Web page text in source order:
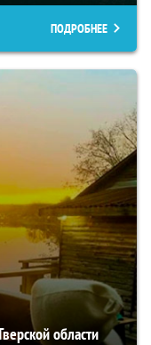
ПОДРОБНЕЕ
области